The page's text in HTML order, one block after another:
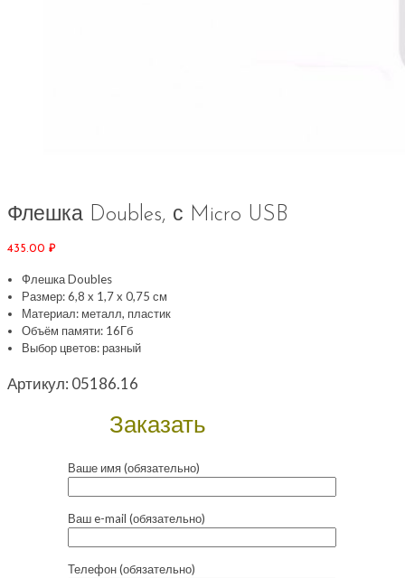
Флешка Doubles, с Micro USB
435.00 ₽
Флешка Doubles
Размер: 6,8 x 1,7 x 0,75 см
Материал: металл, пластик
Объём памяти: 16Гб
Выбор цветов: разный
Артикул: 05186.16
Заказать
Ваше имя (обязательно)
Ваш e-mail (обязательно)
Телефон (обязательно)